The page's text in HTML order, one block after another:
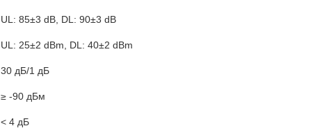
UL: 85±3 dB, DL: 90±3 dB
UL: 25±2 dBm, DL: 40±2 dBm
30 дБ/1 дБ
≥ -90 дБм
< 4 дБ